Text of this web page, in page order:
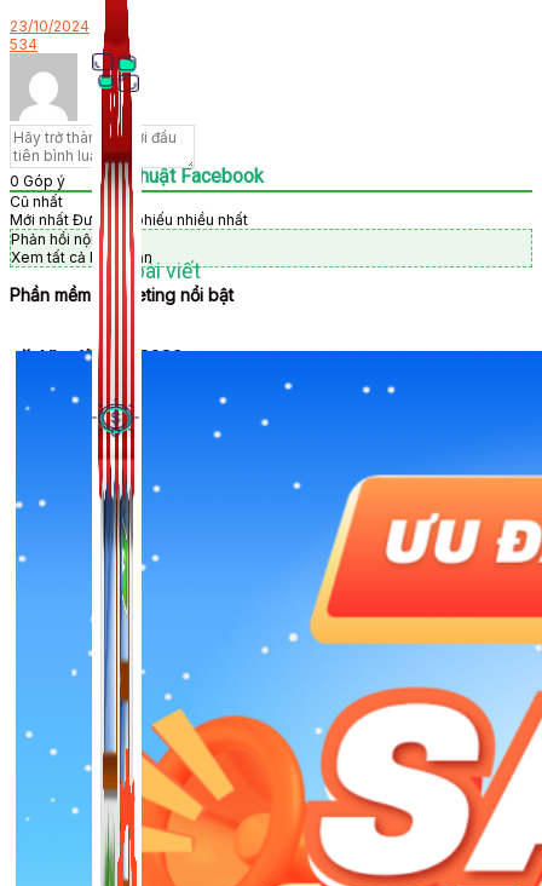
Thủ Thuật Facebook
536 bài viết
Kiếm Tiền MMO
1,422 bài viết
23/10/2024
534
0 Góp ý
Cũ nhất
Mới nhất Được bỏ phiếu nhiều nhất
Phản hồi nội tuyến
Xem tất cả bình luận
Phần mềm Marketing nổi bật
🎉 Ưu đãi Tết 2026